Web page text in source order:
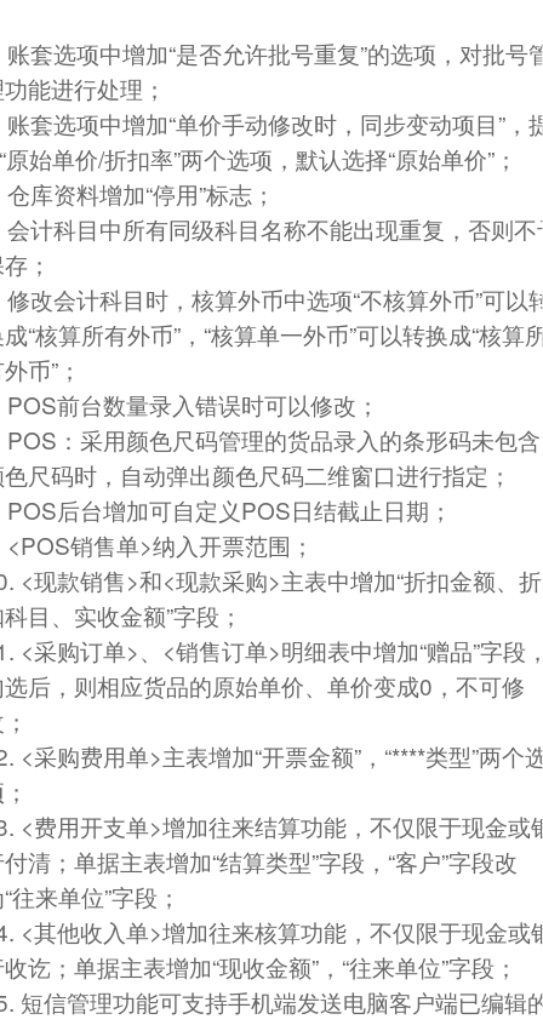
账套选项中增加“是否允许批号重复”的选项，对批号
能进行处理；
账套选项中增加“单价手动修改时，同步变动项目 ” ，
原始单价/折扣率”两个选项，默认选择“原始单价” ；
仓库资料增加“停用”标志；
会计科目中所有同级科目名称不能出现重复，否则不
；
修改会计科目时，核算外币中选项“不核算外币”可以
“核算所有外币” ， “核算单一外币”可以转换成“核算
币” ；
POS前台数量录入错误时可以修改；
POS ：采用颜色尺码管理的货品录入的条形码未包含
尺码时，自动弹出颜色尺码二维窗口进行指定；
POS后台增加可自定义POS 日结截止日期；
<POS销售单>纳入开票范围；
<现款销售>和<现款采购>主表中增加“折扣金额、折
科目、实收金额”字段；
<采购订单>、 <销售订单>明细表中增加“赠品”字段
选后，则相应货品的原始单价、单价变成0 ，不可修
<采购费用单>主表增加“开票金额” ， “****类型”两个
<费用开支单>增加往来结算功能，不仅限于现金或
付清；单据主表增加“结算类型”字段， “客户”字段改
“往来单位”字段；
<其他收入单>增加往来核算功能，不仅限于现金或
收讫；单据主表增加“现收金额” ， “往来单位”字段；
短信管理功能可支持手机端发送电脑客户端已编辑